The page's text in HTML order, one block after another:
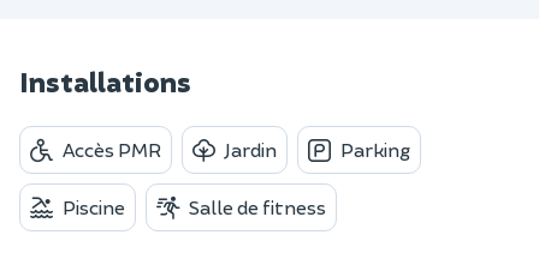
Installations
Accès PMR Jardin Parking
Piscine Salle de fitness